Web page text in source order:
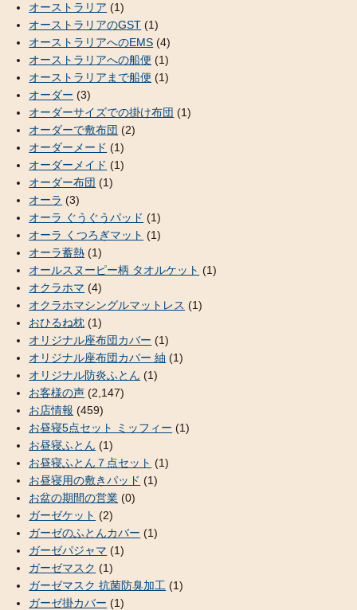
オーストラリア (1)
オーストラリアのGST (1)
オーストラリアへのEMS (4)
オーストラリアへの船便 (1)
オーストラリアまで船便 (1)
オーダー (3)
オーダーサイズでの掛け布団 (1)
オーダーで敷布団 (2)
オーダーメード (1)
オーダーメイド (1)
オーダー布団 (1)
オーラ (3)
オーラ ぐうぐうパッド (1)
オーラ くつろぎマット (1)
オーラ蓄熱 (1)
オールスヌーピー柄 タオルケット (1)
オクラホマ (4)
オクラホマシングルマットレス (1)
おひるね枕 (1)
オリジナル座布団カバー (1)
オリジナル座布団カバー 紬 (1)
オリジナル防炎ふとん (1)
お客様の声 (2,147)
お店情報 (459)
お昼寝5点セット ミッフィー (1)
お昼寝ふとん (1)
お昼寝ふとん７点セット (1)
お昼寝用の敷きパッド (1)
お盆の期間の営業 (0)
ガーゼケット (2)
ガーゼのふとんカバー (1)
ガーゼパジャマ (1)
ガーゼマスク (1)
ガーゼマスク 抗菌防臭加工 (1)
ガーゼ掛カバー (1)